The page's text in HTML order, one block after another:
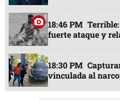
18:46 PM
fuerte ataque y
18:30 PM
vinculada al